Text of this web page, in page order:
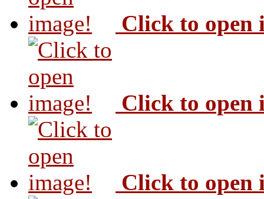
Click to open
Click to open
Click to open